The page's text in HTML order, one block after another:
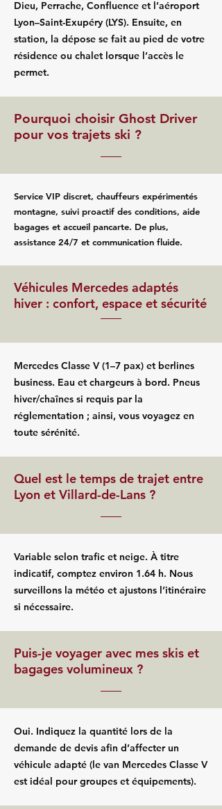
Dieu, Perrache, Confluence et l’aéroport
Lyon–Saint-Exupéry (LYS). Ensuite, en
station, la dépose se fait au pied de votre
résidence ou chalet lorsque l’accès le
permet.
Pourquoi choisir Ghost Driver
pour vos trajets ski ?
Service VIP discret, chauffeurs expérimentés
montagne, suivi proactif des conditions, aide
bagages et accueil pancarte. De plus,
assistance 24/7 et communication fluide.
Véhicules Mercedes adaptés
hiver : confort, espace et sécurité
Mercedes Classe V (1–7 pax) et berlines
business. Eau et chargeurs à bord. Pneus
hiver/chaînes si requis par la
réglementation ; ainsi, vous voyagez en
toute sérénité.
Quel est le temps de trajet entre
Lyon et Villard-de-Lans ?
Variable selon trafic et neige. À titre
indicatif, comptez environ 1.64 h. Nous
surveillons la météo et ajustons l’itinéraire
si nécessaire.
Puis-je voyager avec mes skis et
bagages volumineux ?
Oui. Indiquez la quantité lors de la
demande de devis afin d’affecter un
véhicule adapté (le van Mercedes Classe V
est idéal pour groupes et équipements).